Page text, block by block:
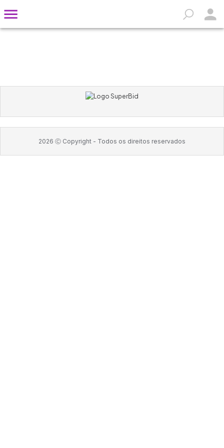
2026 Ⓒ Copyright - Todos os direitos reservados